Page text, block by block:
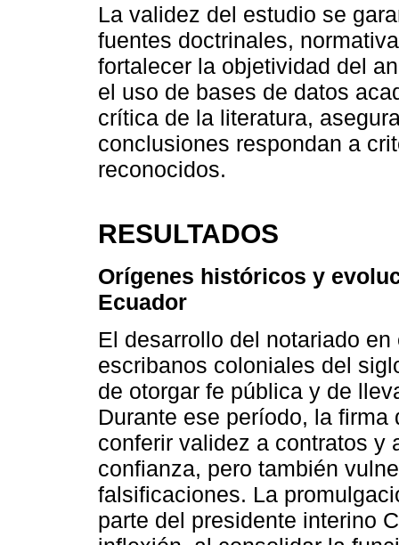
La validez del estudio se
fuentes doctrinales,
fortalecer la objetividad del
el uso de bases de datos
crítica de la literatura,
conclusiones respondan a
reconocidos.
RESULTADOS
Orígenes históricos y
Ecuador
El desarrollo del notariado
escribanos coloniales del
de otorgar fe pública y de
Durante ese período, la
conferir validez a contratos y
confianza, pero también
falsificaciones. La
parte del presidente interino